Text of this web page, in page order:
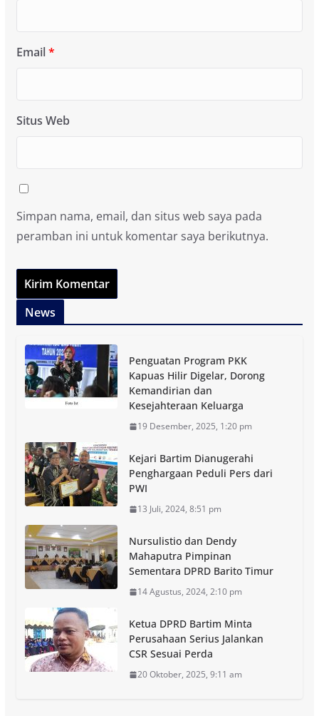
Email*
Situs Web
Simpan nama, email, dan situs web saya pada
peramban ini untuk komentar saya berikutnya.
News
Penguatan Program PKK
Kapuas Hilir Digelar, Dorong
Kemandirian dan
Kesejahteraan Keluarga
19 Desember, 2025, 1:20 pm
Kejari Bartim Dianugerahi
Penghargaan Peduli Pers dari
PWI
13 Juli, 2024, 8:51 pm
Nursulistio dan Dendy
Mahaputra Pimpinan
Sementara DPRD Barito Timur
14 Agustus, 2024, 2:10 pm
Ketua DPRD Bartim Minta
Perusahaan Serius Jalankan
CSR Sesuai Perda
20 Oktober, 2025, 9:11 am